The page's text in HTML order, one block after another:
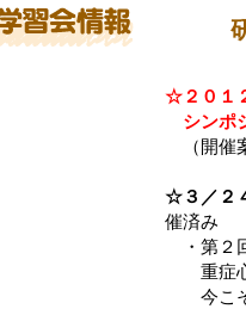
☆２０１
シンポ
（開催
☆３／２
催済み
・第２
重症心
今こそ